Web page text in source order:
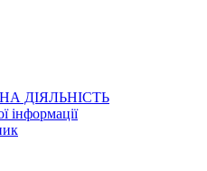
ДІЯЛЬНІСТЬ
інформації